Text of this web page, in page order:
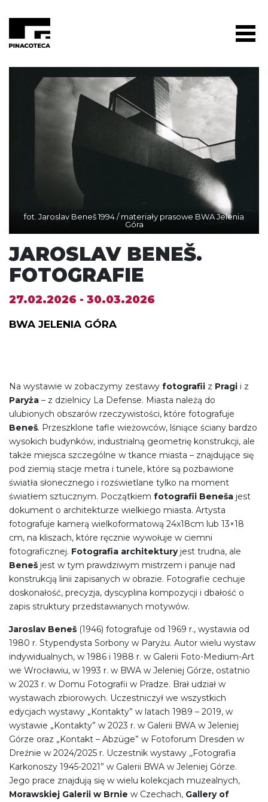
fot. Jaroslav Beneš 1994 / materiały prasowe BWA Jelenia
Góra
JAROSLAV BENEŠ.
FOTOGRAFIE
27.02.2026 - 30.03.2026
BWA JELENIA GÓRA
Na wystawie w zobaczymy zestawy fotografii z Pragi i z
Paryża – z dzielnicy La Defense. Miasta należą do
ulubionych obszarów rzeczywistości, które fotografuje
Beneš. Przeszklone tafle wieżowców, lśniące ściany bardzo
wysokich budynków, industrialną geometrię konstrukcji, ale
także miejsca szczególne w tkance miasta – znajdujące się
pod ziemią stacje metra i tunele, które są pozbawione
światła słonecznego i rozświetlane tylko na moment
światłem sztucznym. Początkiem fotografii Beneša jest
dokument o architekturze wielkiego miasta. Artysta
fotografuje kamerą wielkoformatową 24x18cm lub 13×18
cm, na kliszach, które ręcznie wywołuje w ciemni
fotograficznej. Fotografia architekturyjest trudna, ale
Beneš jest w tym prawdziwym mistrzem i panuje nad
konstrukcją linii zapisanych w obrazie. Fotografie cechuje
doskonałość, precyzja, dyscyplina kompozycji i dbałość o
zapis struktury przedstawianych motywów.
Jaroslav Beneš (1946) fotografuje od 1969 r., wystawia od
1980 r. Stypendysta Sorbony w Paryżu. Autor wielu wystaw
indywidualnych, w 1986 i 1988 r. w Galerii Foto-Medium-Art
we Wrocławiu, w 1993 r. w BWA w Jeleniej Górze, ostatnio
w 2023 r. w Domu Fotografii w Pradze. Brał udział w
wystawach zbiorowych. Uczestniczył we wszystkich
edycjach wystawy „Kontakty” w latach 1989 – 2019, w
wystawie „Kontakty” w 2023 r. w Galerii BWA w Jeleniej
Górze oraz „Kontakt – Abzüge” w Fotoforum Dresden w
Dreźnie w 2024/2025 r. Uczestnik wystawy ,,Fotografia
Karkonoszy 1945-2021” w Galerii BWA w Jeleniej Górze.
Jego prace znajdują się w wielu kolekcjach muzealnych,
Morawskiej Galerii w Brnie w Czechach, Gallery of